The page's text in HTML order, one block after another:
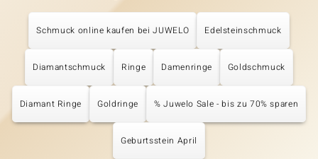
Schmuck online kaufen bei JUWELO Edelsteinschmuck
Diamantschmuck Ringe Damenringe Goldschmuck
Diamant Ringe Goldringe % Juwelo Sale - bis zu 70% sparen
Geburtsstein April